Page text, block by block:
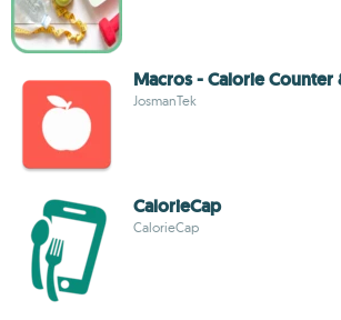
Macros - Calorie Counter
JosmanTek
CalorieCap
CalorieCap